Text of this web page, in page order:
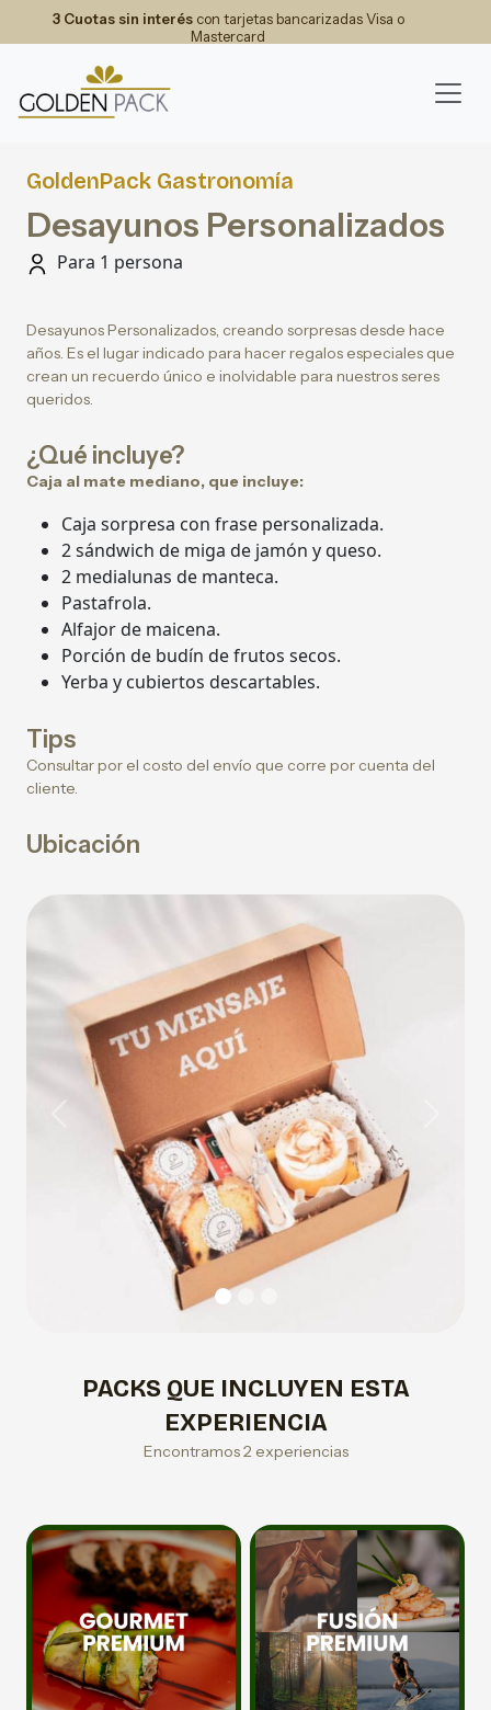
3 Cuotas sin interéscon tarjetas bancarizadas Visa o
Mastercard
GoldenPack Gastronomía
Desayunos Personalizados
Para 1 persona
Desayunos Personalizados, creando sorpresas desde hace
años. Es el lugar indicado para hacer regalos especiales que
crean un recuerdo único e inolvidable para nuestros seres
queridos.
¿Qué incluye?
Caja al mate mediano, que incluye:
Caja sorpresa con frase personalizada.
2 sándwich de miga de jamón y queso.
2 medialunas de manteca.
Pastafrola.
Alfajor de maicena.
Porción de budín de frutos secos.
Yerba y cubiertos descartables.
Tips
Consultar por el costo del envío que corre por cuenta del
cliente.
Ubicación
Previous
PACKS QUE INCLUYEN ESTA
EXPERIENCIA
Encontramos 2 experiencias